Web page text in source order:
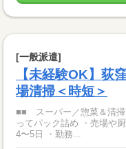
[一般派遣]
【未経験OK】荻
場清掃＜時短＞
■■ スーパー／惣菜＆清掃
ってパック詰め ・売場や厨房の清
4〜5日 ・勤務...